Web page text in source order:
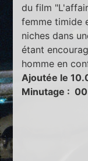
du film
femme timide
niches dans
étant
homme en
Ajoutée le
Minutage :